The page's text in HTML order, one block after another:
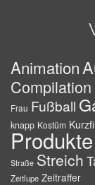
Animation
Compilation
Frau Fußball
knapp Kostüm
Produkte
Straße Streich
Zeitlupe Zeitraffer